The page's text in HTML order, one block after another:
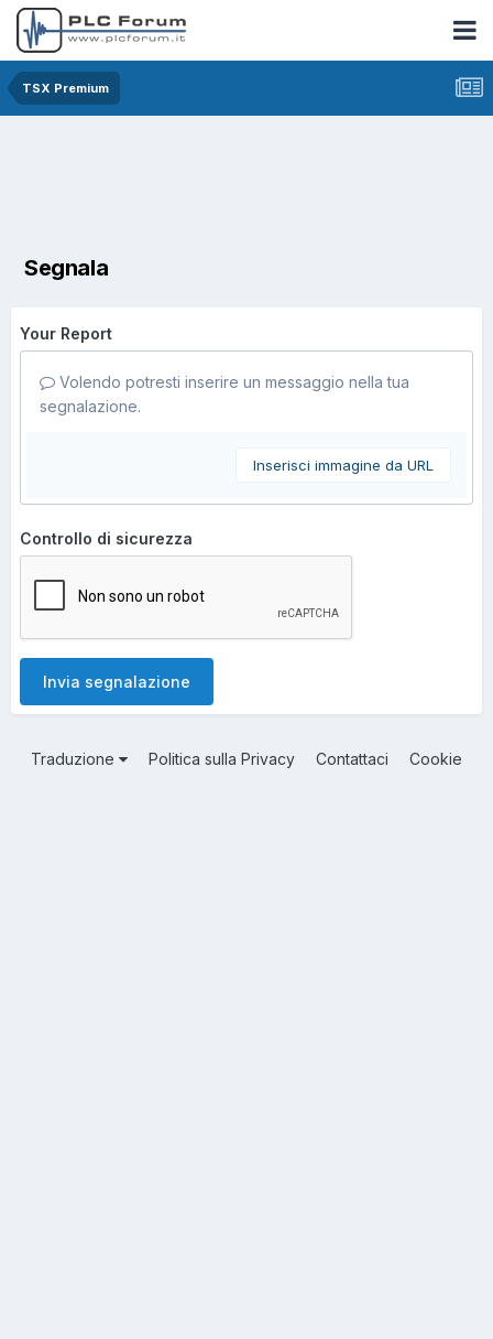
TSX Premium
Segnala
Your Report
Volendo potresti inserire un messaggio nella tua
segnalazione.
Inserisci immagine da URL
Controllo di sicurezza
Invia segnalazione
Traduzione Politica sulla Privacy Contattaci Cookie